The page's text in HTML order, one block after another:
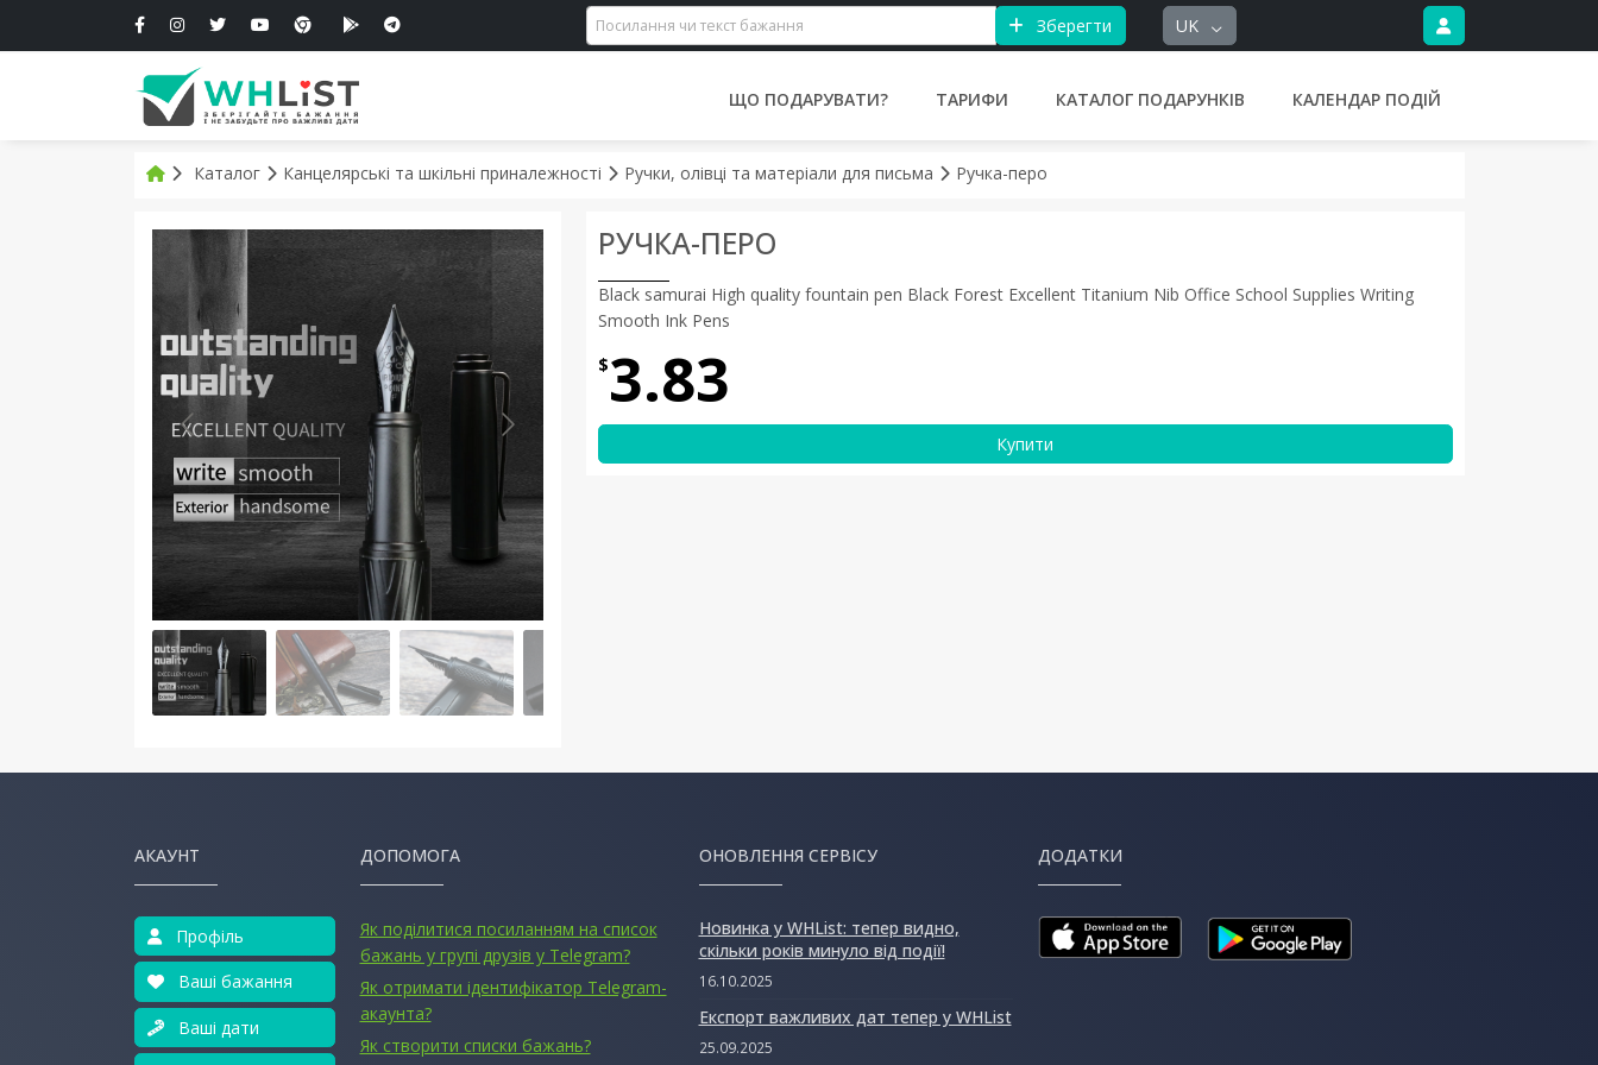
Зберегти UK
ЩО ПОДАРУВАТИ? ТАРИФИ КАТАЛОГ ПОДАРУНКІВ КАЛЕНДАР ПОДІЙ
Каталог Канцелярські та шкільні приналежності Ручки, олівці та матеріали для письма Ручка-перо
РУЧКА-ПЕРО
Black samurai High quality fountain pen Black Forest Excellent Titanium Nib Office School Supplies Writing
Smooth Ink Pens
$3.83
Купити
АКАУНТ
Профіль
Ваші бажання
Ваші дати
ДОПОМОГА
Як поділитися посиланням на список
бажань у групі друзів у Telegram?
Як отримати ідентифікатор Telegram-
акаунта?
Як створити списки бажань?
ОНОВЛЕННЯ СЕРВІСУ
Новинка у WHList: тепер видно,
скільки років минуло від події!
16.10.2025
Експорт важливих дат тепер у WHList
25.09.2025
ДОДАТКИ